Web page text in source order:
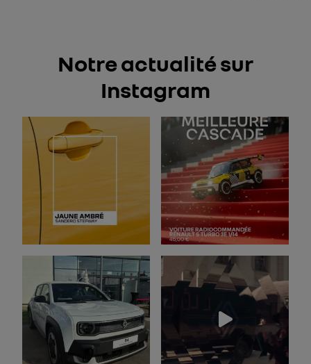
Notre actualité sur
Instagram